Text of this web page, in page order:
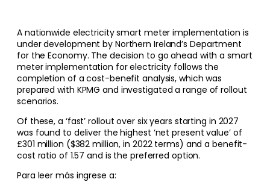
A nationwide electricity smart meter implementation is
under development by Northern Ireland’s Department
for the Economy. The decision to go ahead with a smart
meter implementation for electricity follows the
completion of a cost-benefit analysis, which was
prepared with KPMG and investigated a range of rollout
scenarios.
Of these, a ‘fast’ rollout over six years starting in 2027
was found to deliver the highest ‘net present value’ of
£301 million ($382 million, in 2022 terms) and a benefit-
cost ratio of 1.57 and is the preferred option.
Para leer más ingrese a: